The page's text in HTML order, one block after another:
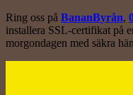
Ring oss på BananByrån,
installera SSL-certifikat på
morgondagen med säkra